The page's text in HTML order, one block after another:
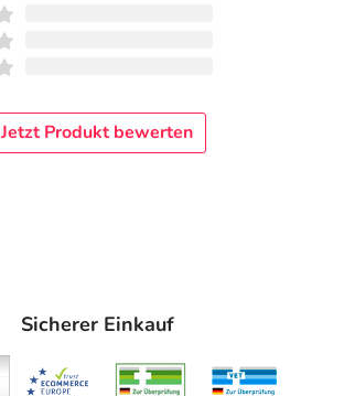
Jetzt Produkt bewerten
Sicherer Einkauf